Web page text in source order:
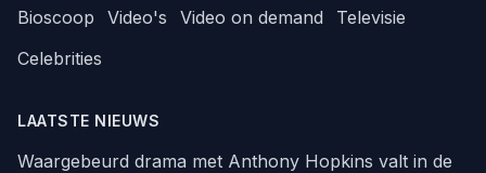
Bioscoop
Video's Video on demand
Televisie
Celebrities
LAATSTE NIEUWS
Waargebeurd drama met Anthony Hopkins valt in de